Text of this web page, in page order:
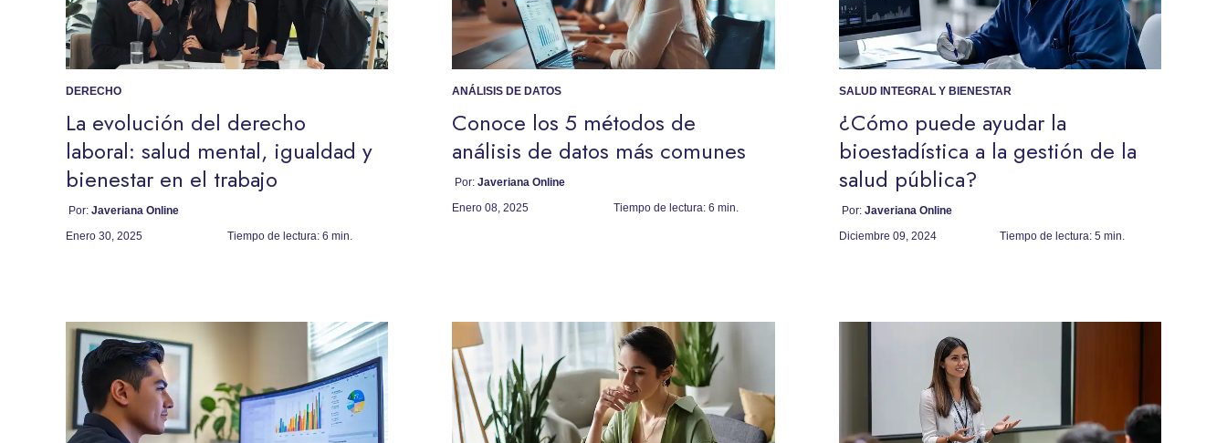
DERECHO
La evolución del derecho
laboral: salud mental, igualdad y
bienestar en el trabajo
Por: Javeriana Online
Enero 30, 2025
Tiempo de lectura:6 min.
ANÁLISIS DE DATOS
Conoce los 5 métodos de
análisis de datos más comunes
Por:Javeriana Online
Enero 08, 2025
Tiempo de lectura:6 min.
SALUD INTEGRAL Y BIENESTAR
¿Cómo puede ayudar la
bioestadística a la gestión de la
salud pública?
Por: Javeriana Online
Diciembre 09, 2024
Tiempo de lectura: 5 min.